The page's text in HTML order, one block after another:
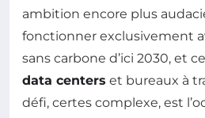
ambition encore plus
fonctionner exclusivement
sans carbone d’ici 2030, et
data centers et bureaux à
défi, certes complexe, est